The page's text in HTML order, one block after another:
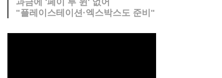
과금에 '페이 투 윈' 없어
"플레이스테이션·엑스박스도 준비"